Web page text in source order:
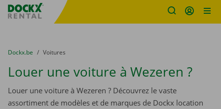
sitename
You are here:
du
Dockx.be to
Voitures
Louer une voiture à Wezeren ?
Louer une voiture à Wezeren ? Découvrez le vaste
assortiment de modèles et de marques de Dockx location